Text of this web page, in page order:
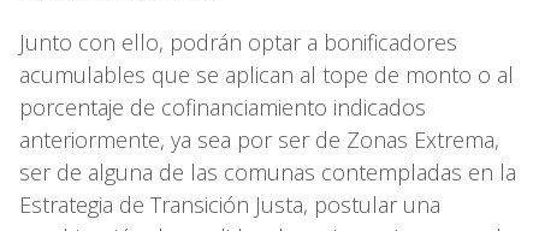
Junto con ello, podrán optar a bonificadores
acumulables que se aplican al tope de monto o al
porcentaje de cofinanciamiento indicados
anteriormente, ya sea por ser de Zonas Extrema,
ser de alguna de las comunas contempladas en la
Estrategia de Transición Justa, postular una